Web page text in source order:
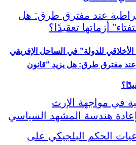
الأخلاقي للدولة” في الساحل الإفريقي
عند مفترق طرق: هل يزيد “قانون